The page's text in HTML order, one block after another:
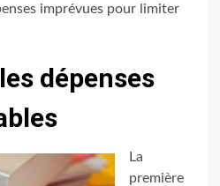
imprévues pour limiter
dépenses
La
première